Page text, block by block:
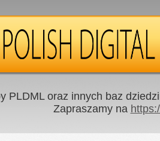
PLDML oraz innych baz
Zapraszamy na